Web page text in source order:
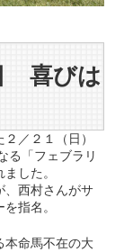
喜びは
／２１（日）
る「フェブラリ
した。
、西村さんがサ
指名。
本命馬不在の大